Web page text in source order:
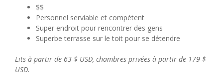
$$
Personnel serviable et compétent
Super endroit pour rencontrer des gens
Superbe terrasse sur le toit pour se détendre
Lits à partir de 63 $ USD, chambres privées à partir de 179 $
USD.